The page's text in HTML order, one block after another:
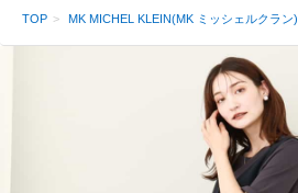
TOP MK MICHEL KLEIN(MK ミッシェルクラン)